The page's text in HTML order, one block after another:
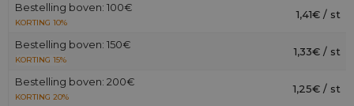
Bestelling boven: 100€
KORTING 10%
1,41€ / st
Bestelling boven: 150€
KORTING 15%
1,33€ / st
Bestelling boven: 200€
KORTING 20%
1,25€ / st